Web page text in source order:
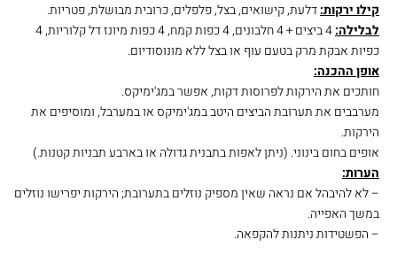
קילו ירקות:דלעת, קישואים, בצל, פלפלים, כרובית מבושלת, פטריות.
לבלילה:
4 ביצים + 4 חלבונים, 4 כפות קמח, 4 כפות מיונז דל קלוריות, 4
כפיות אבקת מרק בטעם עוף או בצל ללא מונוסודיום.
אופן ההכנה:
חותכים את הירקות לפרוסות דקות, אפשר במג'ימיקס.
מערבבים את תערובת הביצים היטב במג'ימיקס או במערבל, ומוסיפים את
הירקות.
אופים בחום בינוני. (ניתן לאפות בתבנית גדולה או בארבע תבניות קטנות.)
הערות:
– לא להיבהל אם נראה שאין מספיק נוזלים בתערובת; הירקות יפרישו נוזלים
במשך האפייה.
– הפשטידות ניתנות להקפאה.